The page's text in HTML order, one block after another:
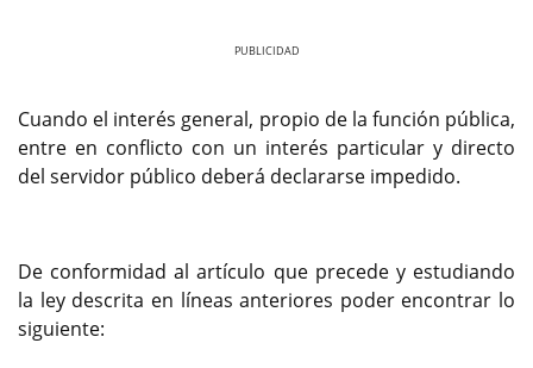
Cuando el interés general, propio de la función pública,
entre en conflicto con un interés particular y directo
del servidor público deberá declararse impedido.
De conformidad al artículo que precede y estudiando
la ley descrita en líneas anteriores poder encontrar lo
siguiente: